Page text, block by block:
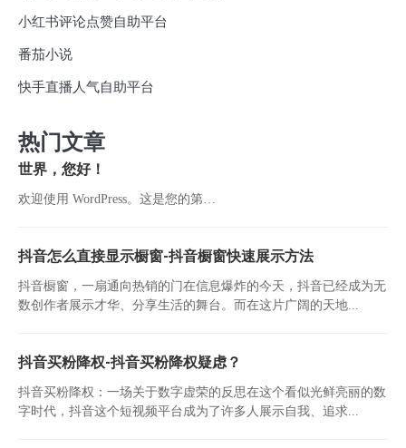
小红书评论点赞自助平台
番茄小说
快手直播人气自助平台
热门文章
世界，您好！
欢迎使用 WordPress。这是您的第…
抖音怎么直接显示橱窗-抖音橱窗快速展示方法
抖音橱窗，一扇通向热销的门在信息爆炸的今天，抖音已经成为无
数创作者展示才华、分享生活的舞台。而在这片广阔的天地...
抖音买粉降权-抖音买粉降权疑虑？
抖音买粉降权：一场关于数字虚荣的反思在这个看似光鲜亮丽的数
字时代，抖音这个短视频平台成为了许多人展示自我、追求...